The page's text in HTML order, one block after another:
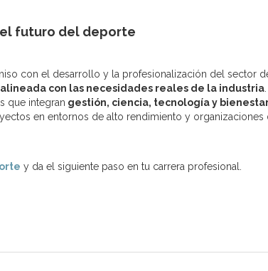
el futuro del deporte
con el desarrollo y la profesionalización del sector
con las necesidades reales de la industria
que integran gestión, ciencia, tecnología y
en entornos de alto rendimiento y organizaciones
y da el siguiente paso en tu carrera profesional.